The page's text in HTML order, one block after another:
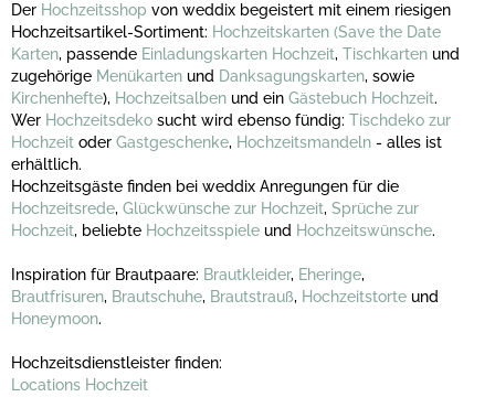
Der Hochzeitsshop von weddix begeistert mit einem riesigen
Hochzeitsartikel-Sortiment: Hochzeitskarten (Save the Date
Karten, passende Einladungskarten Hochzeit, Tischkarten und
zugehörige Menükarten und Danksagungskarten, sowie
Kirchenhefte), Hochzeitsalben und ein Gästebuch Hochzeit.
Wer Hochzeitsdeko sucht wird ebenso fündig: Tischdeko zur
Hochzeit oder Gastgeschenke, Hochzeitsmandeln - alles ist
erhältlich.
Hochzeitsgäste finden bei weddix Anregungen für die
Hochzeitsrede, Glückwünsche zur Hochzeit, Sprüche zur
Hochzeit, beliebte Hochzeitsspiele und Hochzeitswünsche.
Inspiration für Brautpaare: Brautkleider, Eheringe,
Brautfrisuren, Brautschuhe, Brautstrauß, Hochzeitstorte und
Honeymoon.
Hochzeitsdienstleister finden:
Locations Hochzeit